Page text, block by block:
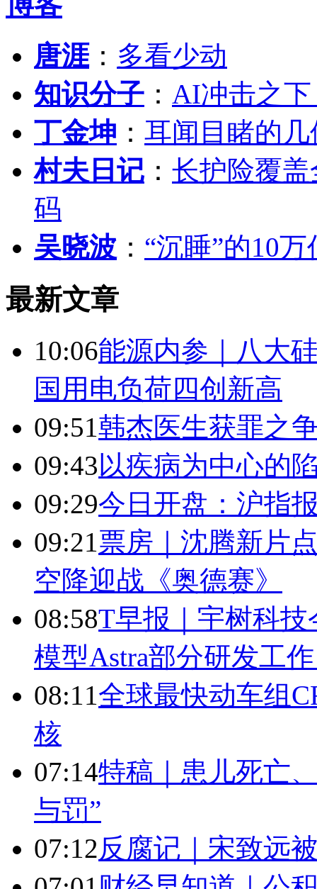
唐涯： 多看少动
知识分子 ： AI冲击之
丁金坤 ： 耳闻目睹的
村夫日记 ： 长护险覆
码
吴晓波 ： “沉睡”的10
最新文章
10:06能源内参｜八大
国用电负荷四创新高
09:51韩杰医生获罪之
09:43以疾病为中心的
09:29今日开盘：沪指
09:21票房｜沈腾新片
空降迎战《奥德赛》
08:58T早报｜宇树科
模型Astra部分研发工
08:11全球最快动车组
核
07:14特稿｜患儿死亡
与罚”
07:12反腐记｜宋致远